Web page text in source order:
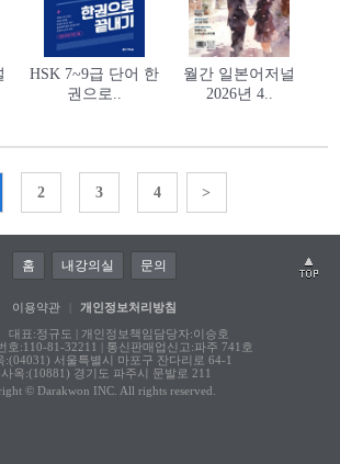
HSK 7~9급 단어 한
권으로..
월간 일본어저널
2026년 4..
2 3 4 >
홈 내강의실 문의
이용약관 개인정보처리방침
대표:정규도 | 개인정보책임담당자:이승호
호:110-81-32211 | 통신판매업신고:파주 741호
:(04031) 서울특별시 마포구 잔다리로 64-1
옥:(10881) 경기도 파주시 문발로 211
© Darakwon INC. All rights reserved.